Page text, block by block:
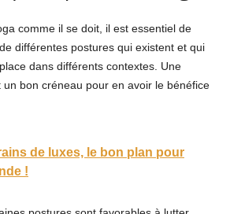
comme il se doit, il est essentiel de
différentes postures qui existent et qui
dans différents contextes. Une
un bon créneau pour en avoir le bénéfice
de luxes, le bon plan pour
!